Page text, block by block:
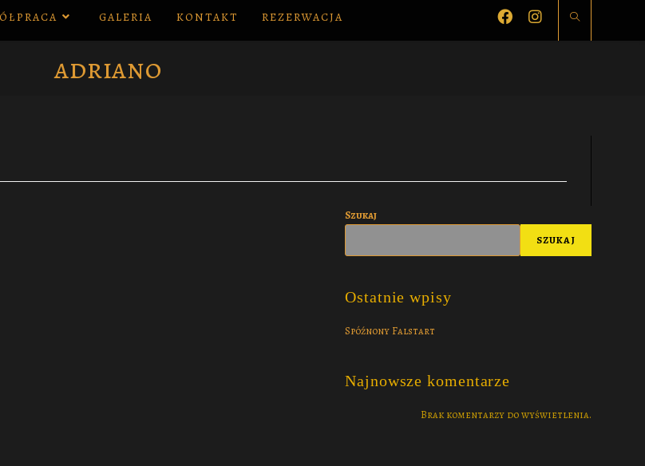
GALERIA KONTAKT REZERWACJA
adriano
Szukaj
SZUKAJ
Ostatnie wpisy
Spóźnony Falstart
Najnowsze komentarze
Brak komentarzy do wyświetlenia.